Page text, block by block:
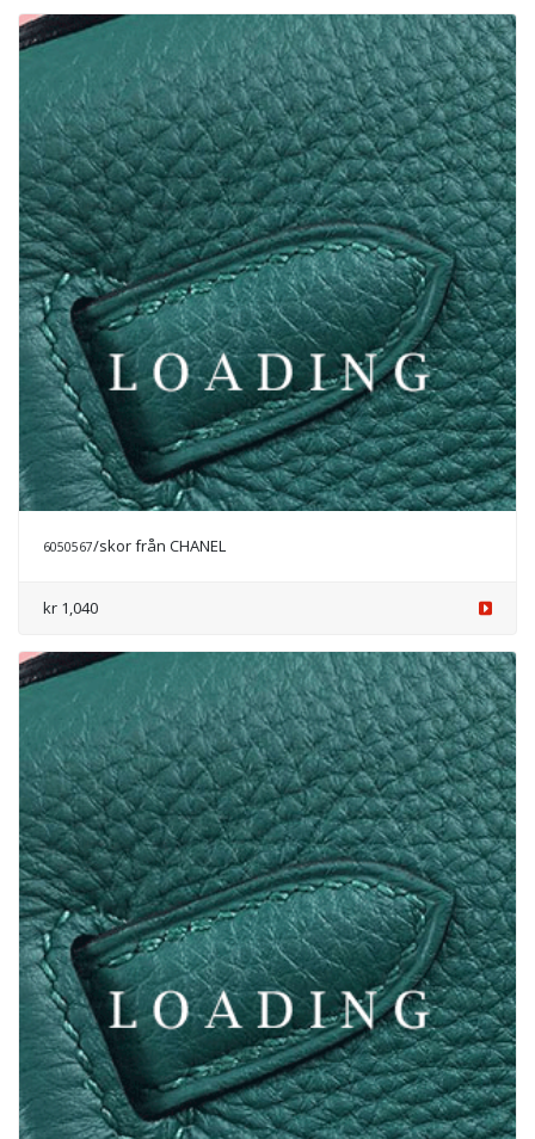
6050568/skor från CHANEL
Prisförfrågan
6050567/skor från CHANEL
kr 1,040